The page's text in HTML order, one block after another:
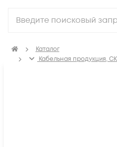
Каталог
Кабельная продукция,